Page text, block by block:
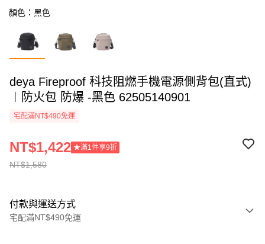
顏色：黑色
deya Fireproof 科技阻燃手機電源側背包(直式)
︱防火包 防爆 -黑色 62505140901
宅配滿NT$490免運
NT$1,580
NT$1,422 ★滿1件享9折
付款與運送方式
宅配滿NT$490免運